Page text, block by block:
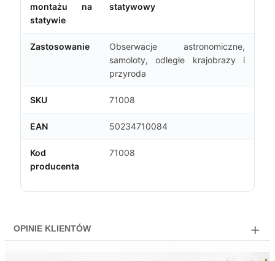
montażu na
statywie
statywowy
Zastosowanie
Obserwacje astronomiczne,
samoloty, odległe krajobrazy i
przyroda
SKU 71008
EAN 50234710084
Kod
producenta
71008
OPINIE KLIENTÓW